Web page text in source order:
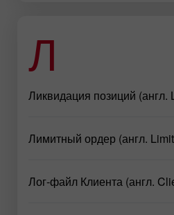
Л
Ликвидация позиций (англ.
Лимитный ордер (англ.
Лог-файл Клиента (англ.